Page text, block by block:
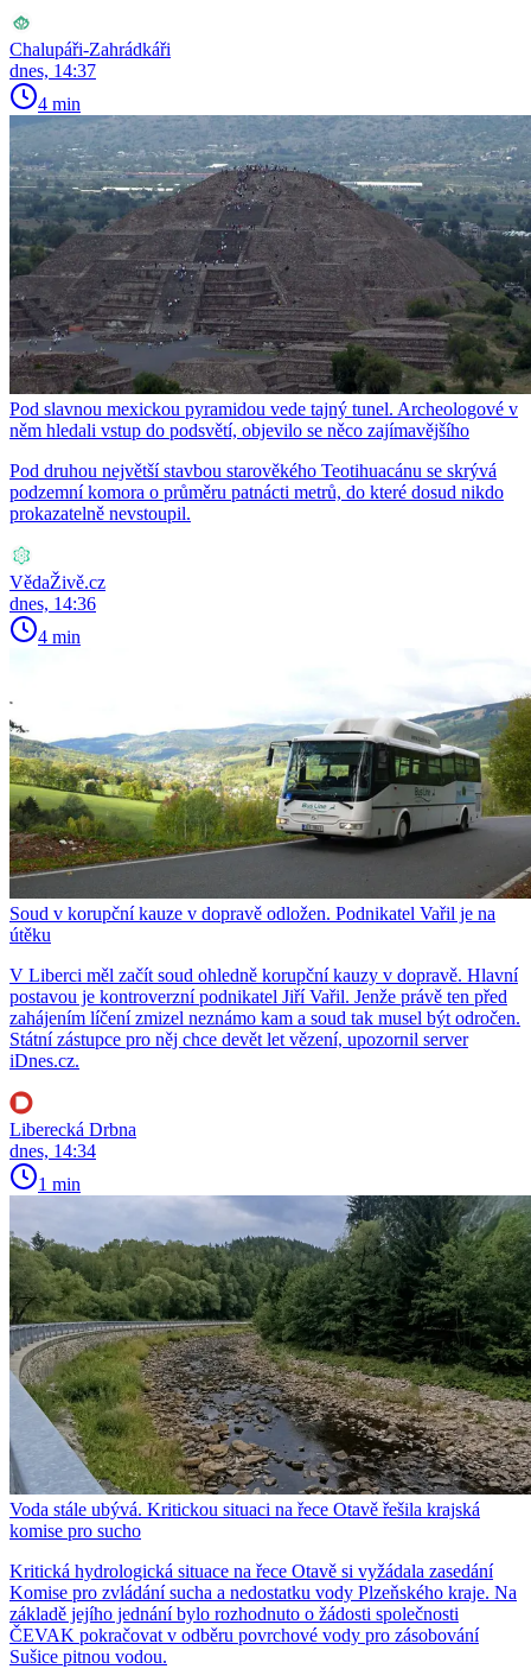
Chalupáři-Zahrádkáři
dnes, 14:37
4 min
Pod slavnou mexickou pyramidou vede tajný tunel. Archeologové v
něm hledali vstup do podsvětí, objevilo se něco zajímavějšího
Pod druhou největší stavbou starověkého Teotihuacánu se skrývá
podzemní komora o průměru patnácti metrů, do které dosud nikdo
prokazatelně nevstoupil.
VědaŽivě.cz
dnes, 14:36
4 min
Soud v korupční kauze v dopravě odložen. Podnikatel Vařil je na
útěku
V Liberci měl začít soud ohledně korupční kauzy v dopravě. Hlavní
postavou je kontroverzní podnikatel Jiří Vařil. Jenže právě ten před
zahájením líčení zmizel neznámo kam a soud tak musel být odročen.
Státní zástupce pro něj chce devět let vězení, upozornil server
iDnes.cz.
Liberecká Drbna
dnes, 14:34
1 min
Voda stále ubývá. Kritickou situaci na řece Otavě řešila krajská
komise pro sucho
Kritická hydrologická situace na řece Otavě si vyžádala zasedání
Komise pro zvládání sucha a nedostatku vody Plzeňského kraje. Na
základě jejího jednání bylo rozhodnuto o žádosti společnosti
ČEVAK pokračovat v odběru povrchové vody pro zásobování
Sušice pitnou vodou.